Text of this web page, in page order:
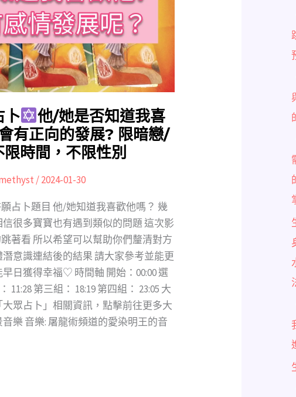
他/她是否知道我喜
有正向的發展? 限暗戀/
時間，不限性別
/2024-01-30
占卜題目 他/她知道我喜歡他嗎？ 幾
很多寶寶也有遇到類似的問題 這次影
著看 所以希望可以幫助你們釐清對方
意識連結後的結果 請大家參考並能更
日獲得幸福♡ 時間軸 開始：00:00 選
11:28 第三組： 18:19 第四組： 23:05 大
眾占卜」相關資訊，點擊前往更多大
樂 音樂: 屠龍術頻道的愛染明王的音